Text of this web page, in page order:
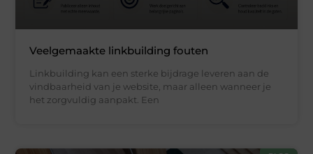
Veelgemaakte linkbuilding fouten
Linkbuilding kan een sterke bijdrage leveren aan de
vindbaarheid van je website, maar alleen wanneer je
het zorgvuldig aanpakt. Een